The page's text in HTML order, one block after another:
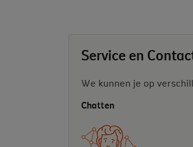
Service en
We kunnen je op
Chatten